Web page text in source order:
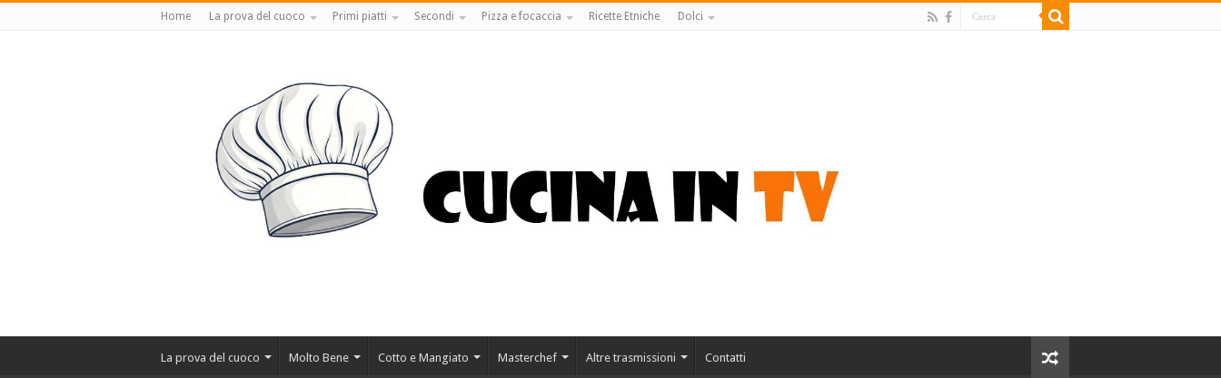
Home La prova del cuoco Primi piatti Secondi Pizza e focaccia Ricette Etniche Dolci
La prova del cuoco Molto Bene Cotto e Mangiato Masterchef Altre trasmissioni Contatti